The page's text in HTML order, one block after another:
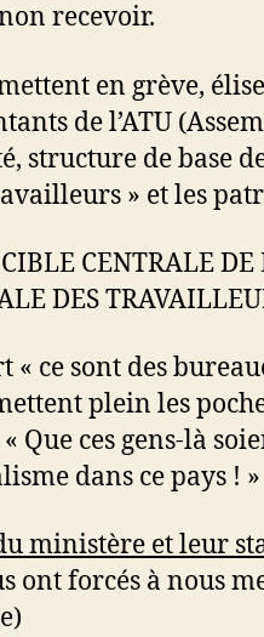
recevoir.
en grève,
de l’ATU
structure de base
» et les
CENTRALE DE
DES
ce sont des
plein les
Que ces gens-là
dans ce pays ! »
ministère et leur
ont forcés à nous